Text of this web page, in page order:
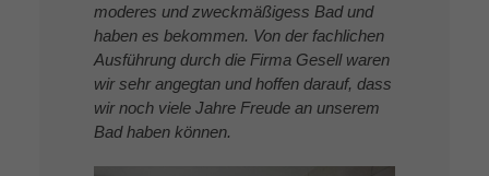
moderes und zweckmäßigess Bad und
haben es bekommen. Von der fachlichen
Ausführung durch die Firma Gesell waren
wir sehr angegtan und hoffen darauf, dass
wir noch viele Jahre Freude an unserem
Bad haben können.